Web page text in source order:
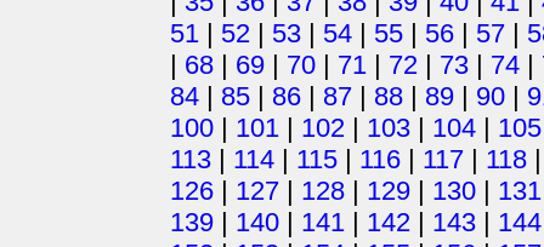
51 | 52 | 53 | 54 | 55 | 56 | 57 |
| 68 | 69 | 70 | 71 | 72 | 73 | 74 |
84 | 85 | 86 | 87 | 88 | 89 | 90 |
100 | 101 | 102 | 103 | 104 | 105
113 | 114 | 115 | 116 | 117 | 118
126 | 127 | 128 | 129 | 130 | 131
139 | 140 | 141 | 142 | 143 | 144